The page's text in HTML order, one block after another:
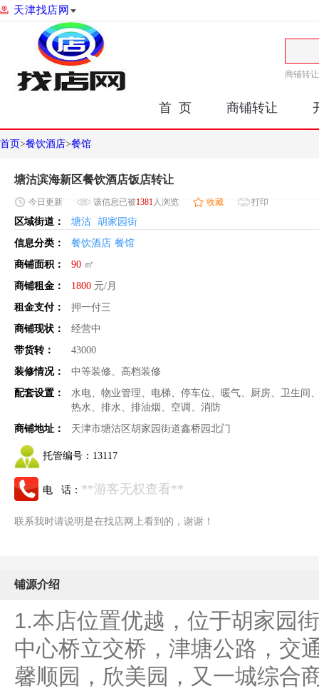
天津找店网
商铺转让
首 页 商铺转让
首页>餐饮酒店>餐馆
塘沽滨海新区餐饮酒店饭店转让
今日 更新 该信息已被1381人浏览 收藏 打印
区域街道： 塘沽 胡家园街
信息分类：
餐饮酒店 餐馆
商铺面积：
90 ㎡
商铺租金：
1800 元/月
租金支付：
押一付三
商铺现状：
经营中
带货转：
43000
装修情况：
中等装修、高档装修
配套设置：
水电、物业管理、电梯、停车位、暖气、厨房、卫生间
热水、排水、排油烟、空调、消防
商铺地址：
天津市塘沽区胡家园街道鑫桥园北门
托管编号： 13117
电 话： **游客无权查看**
联系我时请说明是在找店网上看到的，谢谢！
铺源介绍
1.本店位置优越，位于胡家园
中心桥立交桥，津塘公路，交
馨顺园，欣美园，又一城综合